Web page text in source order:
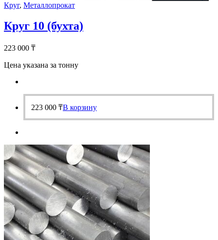
Круг, Металлопрокат
Круг 10 (бухта)
223 000 ₸
Цена указана за тонну
223 000 ₸В корзину